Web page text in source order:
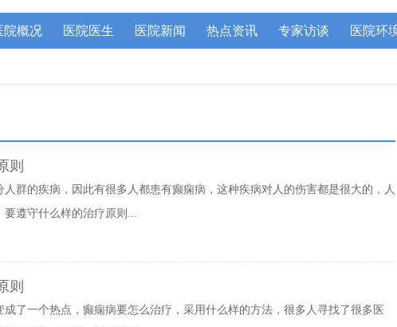
院概况 医院医生 医院新闻 热点资讯 专家访谈 医院环
则
群的疾病，因此有很多人都患有癫痫病，这种疾病对人的伤害都是很大的，人
遵守什么样的治疗原则...
则
了一个热点，癫痫病要怎么治疗，采用什么样的方法，很多人寻找了很多医